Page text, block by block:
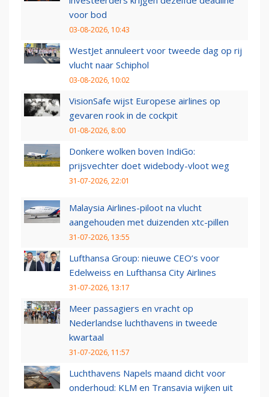
voor bod
03-08-2026, 10:43
WestJet annuleert voor tweede dag op rij
vlucht naar Schiphol
03-08-2026, 10:02
VisionSafe wijst Europese airlines op
gevaren rook in de cockpit
01-08-2026, 8:00
Donkere wolken boven IndiGo:
prijsvechter doet widebody-vloot weg
31-07-2026, 22:01
Malaysia Airlines-piloot na vlucht
aangehouden met duizenden xtc-pillen
31-07-2026, 13:55
Lufthansa Group: nieuwe CEO’s voor
Edelweiss en Lufthansa City Airlines
31-07-2026, 13:17
Meer passagiers en vracht op
Nederlandse luchthavens in tweede
kwartaal
31-07-2026, 11:57
Luchthavens Napels maand dicht voor
onderhoud: KLM en Transavia wijken uit